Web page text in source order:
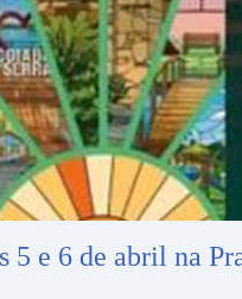
5 e 6 de abril na